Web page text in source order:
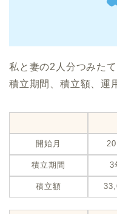
私と妻の2人分つみた
積立期間、積立額、運
開始月
積立期間 3
積立額